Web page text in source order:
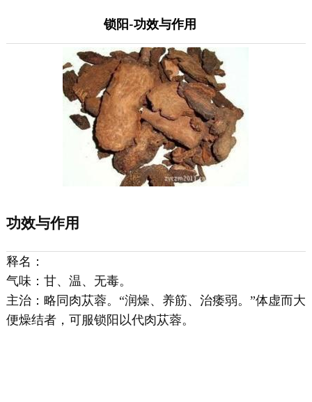
锁阳-功效与作用
功效与作用
释名：
气味：甘、温、无毒。
主治：略同肉苁蓉。“润燥、养筋、治痿弱。”体虚而大
便燥结者，可服锁阳以代肉苁蓉。